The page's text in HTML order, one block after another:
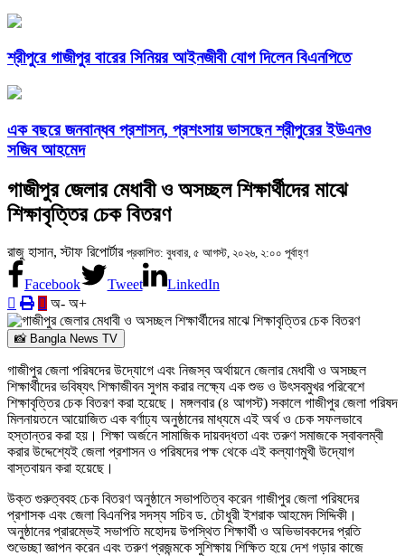
শ্রীপুরে গাজীপুর বারের সিনিয়র আইনজীবী যোগ দিলেন বিএনপিতে
এক বছরে জনবান্ধব প্রশাসন, প্রশংসায় ভাসছেন শ্রীপুরের ইউএনও
সজিব আহমেদ
গাজীপুর জেলার মেধাবী ও অসচ্ছল শিক্ষার্থীদের মাঝে
শিক্ষাবৃত্তির চেক বিতরণ
রাজু হাসান, স্টাফ রিপোর্টার প্রকাশিত: বুধবার, ৫ আগস্ট, ২০২৬, ২:০০ পূর্বাহ্ণ
Facebook Tweet
LinkedIn
অ- অ+
📸 Bangla News TV
গাজীপুর জেলা পরিষদের উদ্যোগে এবং নিজস্ব অর্থায়নে জেলার মেধাবী ও অসচ্ছল
শিক্ষার্থীদের ভবিষ্যৎ শিক্ষাজীবন সুগম করার লক্ষ্যে এক শুভ ও উৎসবমুখর পরিবেশে
শিক্ষাবৃত্তির চেক বিতরণ করা হয়েছে। মঙ্গলবার (৪ আগস্ট) সকালে গাজীপুর জেলা পরিষদ
মিলনায়তনে আয়োজিত এক বর্ণাঢ্য অনুষ্ঠানের মাধ্যমে এই অর্থ ও চেক সফলভাবে
হস্তান্তর করা হয়। শিক্ষা অর্জনে সামাজিক দায়বদ্ধতা এবং তরুণ সমাজকে স্বাবলম্বী
করার উদ্দেশ্যেই জেলা প্রশাসন ও পরিষদের পক্ষ থেকে এই কল্যাণমুখী উদ্যোগ
বাস্তবায়ন করা হয়েছে।
উক্ত গুরুত্ববহ চেক বিতরণ অনুষ্ঠানে সভাপতিত্ব করেন গাজীপুর জেলা পরিষদের
প্রশাসক এবং জেলা বিএনপির সদস্য সচিব ড. চৌধুরী ইশরাক আহমেদ সিদ্দিকী।
অনুষ্ঠানের প্রারম্ভেই সভাপতি মহোদয় উপস্থিত শিক্ষার্থী ও অভিভাবকদের প্রতি
শুভেচ্ছা জ্ঞাপন করেন এবং তরুণ প্রজন্মকে সুশিক্ষায় শিক্ষিত হয়ে দেশ গড়ার কাজে